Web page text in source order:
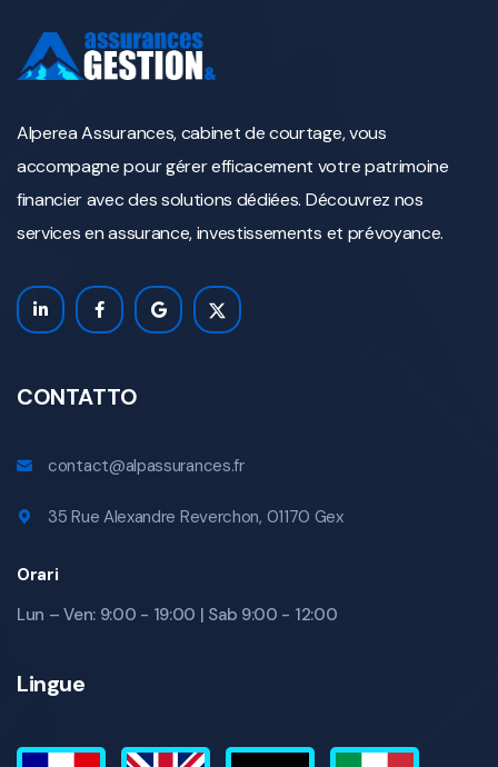
Alperea Assurances, cabinet de courtage, vous
accompagne pour gérer efficacement votre patrimoine
financier avec des solutions dédiées. Découvrez nos
services en assurance, investissements et prévoyance.
CONTATTO
contact@alpassurances.fr
35 Rue Alexandre Reverchon, 01170 Gex
Orari
Lun – Ven: 9:00 - 19:00 | Sab 9:00 - 12:00
Lingue